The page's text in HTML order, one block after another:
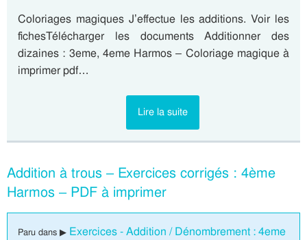
Coloriages magiques J’effectue les additions. Voir les
fichesTélécharger les documents Additionner des
dizaines : 3eme, 4eme Harmos – Coloriage magique à
imprimer pdf…
Lire la suite
Addition à trous – Exercices corrigés : 4ème
Harmos – PDF à imprimer
Paru dans ▶ Exercices - Addition / Dénombrement : 4eme